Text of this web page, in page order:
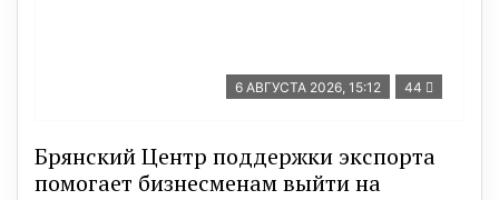
6 АВГУСТА 2026, 15:12 44
Брянский Центр поддержки экспорта
помогает бизнесменам выйти на